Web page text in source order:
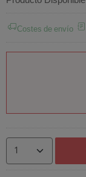
Costes de envío